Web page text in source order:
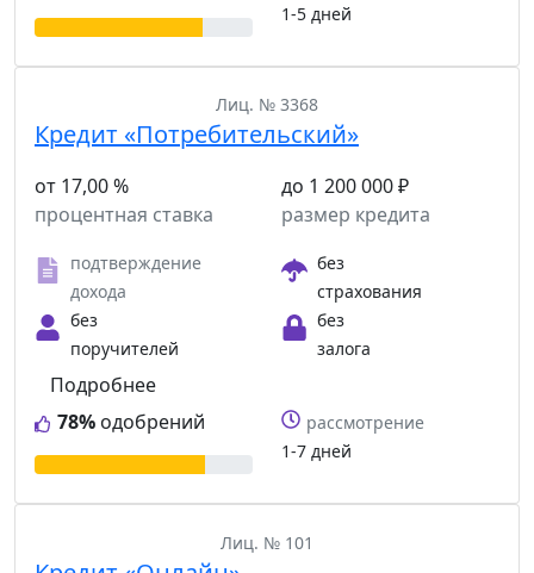
1-5 дней
Лиц. № 3368
Кредит «Потребительский»
от 17,00 %
процентная ставка
до 1 200 000 ₽
размер кредита
подтверждение
дохода
без
страхования
без
поручителей
без
залога
78% одобрений
Подробнее
рассмотрение
1-7 дней
Лиц. № 101